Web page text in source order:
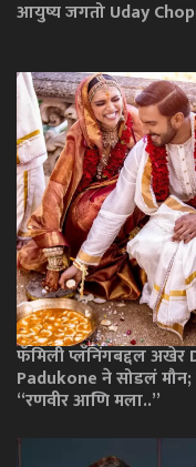
आयुष्य जगतो Uday
फॅमिली प्लॅनिंगबद्दल अखेर
Padukone ने सोडलं मौन;
“रणवीर आणि मला..”